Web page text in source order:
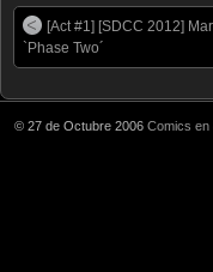
[Act #1] [SDCC 2012]
`Phase Two´
© 27 de Octubre 2006 Comics en